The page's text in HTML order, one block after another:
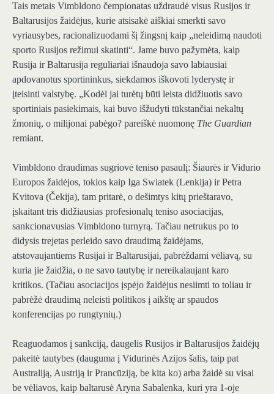
Tais metais Vimbldono čempionatas uždraudė visus Rusijos ir
Baltarusijos žaidėjus, kurie atsisakė aiškiai smerkti savo
vyriausybes, racionalizuodami šį žingsnį kaip „neleidimą naudoti
sporto Rusijos režimui skatinti“. Jame buvo pažymėta, kaip
Rusija ir Baltarusija reguliariai išnaudoja savo labiausiai
apdovanotus sportininkus, siekdamos iškovoti lyderystę ir
įteisinti valstybę. „Kodėl jai turėtų būti leista didžiuotis savo
sportiniais pasiekimais, kai buvo išžudyti tūkstančiai nekaltų
žmonių, o milijonai pabėgo? pareiškė nuomonę The Guardian
remiant.
Vimbldono draudimas sugriovė teniso pasaulį: Šiaurės ir Vidurio
Europos žaidėjos, tokios kaip Iga Swiatek (Lenkija) ir Petra
Kvitova (Čekija), tam pritarė, o dešimtys kitų prieštaravo,
įskaitant tris didžiausias profesionalų teniso asociacijas,
sankcionavusias Vimbldono turnyrą. Tačiau netrukus po to
didysis trejetas perleido savo draudimą žaidėjams,
atstovaujantiems Rusijai ir Baltarusijai, pabrėždami vėliavą, su
kuria jie žaidžia, o ne savo tautybę ir nereikalaujant karo
kritikos. (Tačiau asociacijos įspėjo žaidėjus nesiimti to toliau ir
pabrėžė draudimą neleisti politikos į aikštę ar spaudos
konferencijas po rungtynių.)
Reaguodamos į sankciją, daugelis Rusijos ir Baltarusijos žaidėjų
pakeitė tautybes (dauguma į Vidurinės Azijos šalis, taip pat
Australiją, Austriją ir Prancūziją, be kita ko) arba žaidė su visai
be vėliavos, kaip baltarusė Aryna Sabalenka, kuri yra 1-oje